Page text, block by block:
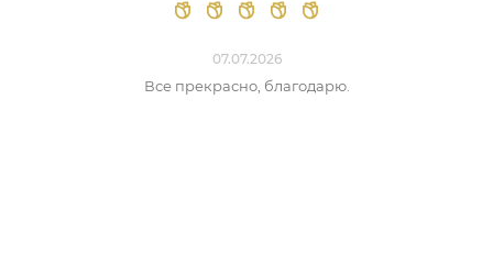
07.07.2026
Все прекрасно, благодарю.